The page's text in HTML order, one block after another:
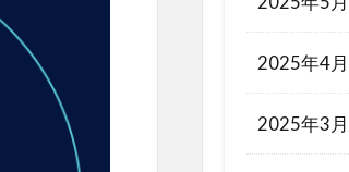
2025年4月
2025年3月